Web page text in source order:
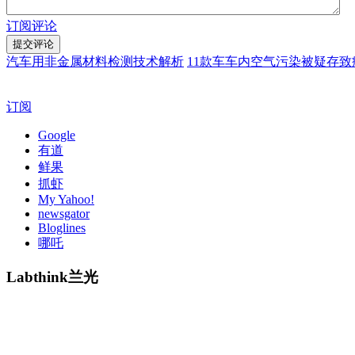
订阅评论
汽车用非金属材料检测技术解析 11款车车内空气污染被疑存
订阅
Google
有道
鲜果
抓虾
My Yahoo!
newsgator
Bloglines
哪吒
Labthink兰光